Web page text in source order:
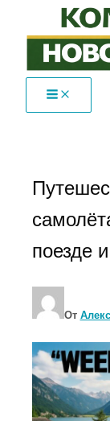
содержимому
поезде
От